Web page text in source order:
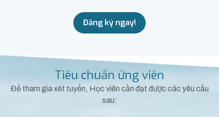
Đăng ký ngay!
Tiêu chuẩn ứng viên
Để tham gia xét tuyển, Học viên cần đạt được các yêu cầu
sau: